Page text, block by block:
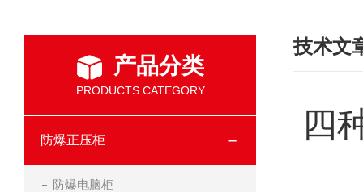
产品分类
PRODUCTS CATEGORY
防爆正压柜
防爆电脑柜
技术文
四